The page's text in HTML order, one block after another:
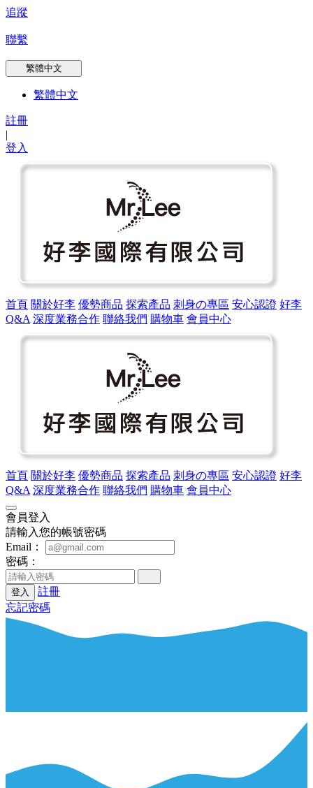
追蹤
聯繫
繁體中文
繁體中文
註冊
|
登入
首頁 關於好李 優勢商品 探索產品 刺身の專區 安心認證 好李
Q&A 深度業務合作 聯絡我們 購物車 會員中心
首頁 關於好李 優勢商品 探索產品 刺身の專區 安心認證 好李
Q&A 深度業務合作 聯絡我們 購物車 會員中心
會員登入
請輸入您的帳號密碼
Email：
密碼：
登入
註冊
忘記密碼